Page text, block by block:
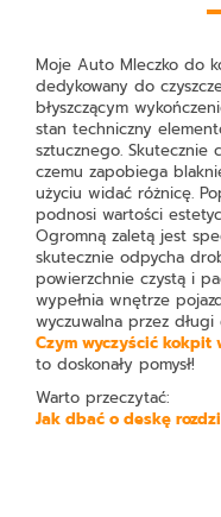
Moje Auto Mleczko do
dedykowany do
błyszczącym
stan techniczny
sztucznego. Skutecznie
czemu zapobiega
użyciu widać różnicę.
podnosi wartości
Ogromną zaletą jest
skutecznie odpycha
powierzchnie czystą i
wypełnia wnętrze
wyczuwalna przez długi
Czym wyczyścić kokpit
to doskonały pomysł!
Warto przeczytać:
Jak dbać o deskę